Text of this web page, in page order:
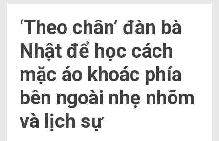
‘Theo chân’ đàn bà
Nhật để học cách
mặc áo khoác phía
bên ngoài nhẹ nhõm
và lịch sự